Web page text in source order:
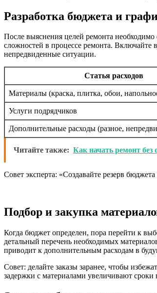
Разработка бюджета и
После выяснения целей ремонта
сложностей в процессе ремонта. Включайте
непредвиденные ситуации.
Статья расходов
Материалы (краска, плитка, обои,
Услуги подрядчиков
Дополнительные расходы (разное,
Читайте также: Как начать ремонт
Совет эксперта: «Создавайте резерв
Подбор и закупка
Когда бюджет определен, пора перейти к
детальный перечень необходимых
приводит к дополнительным расходам в
Совет: делайте заказы заранее, чтобы
задержки с материалами увеличивают сроки